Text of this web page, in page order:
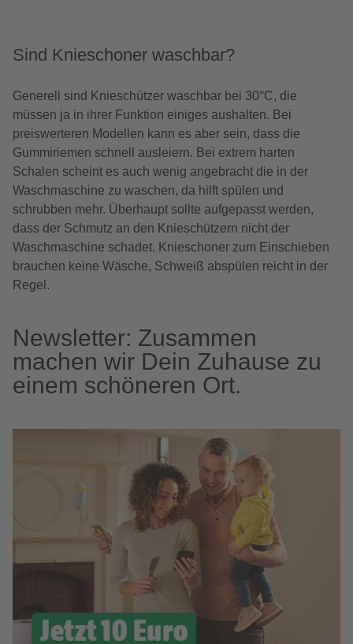
Sind Knieschoner waschbar?
Generell sind Knieschützer waschbar bei 30°C, die
müssen ja in ihrer Funktion einiges aushalten. Bei
preiswerteren Modellen kann es aber sein, dass die
Gummiriemen schnell ausleiern. Bei extrem harten
Schalen scheint es auch wenig angebracht die in der
Waschmaschine zu waschen, da hilft spülen und
schrubben mehr. Überhaupt sollte aufgepasst werden,
dass der Schmutz an den Knieschützern nicht der
Waschmaschine schadet. Knieschoner zum Einschieben
brauchen keine Wäsche, Schweiß abspülen reicht in der
Regel.
Newsletter: Zusammen
machen wir Dein Zuhause zu
einem schöneren Ort.